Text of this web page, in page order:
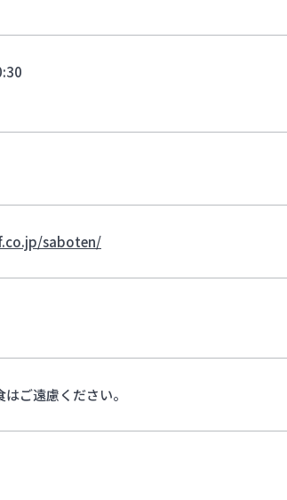
saboten/
ご遠慮ください。